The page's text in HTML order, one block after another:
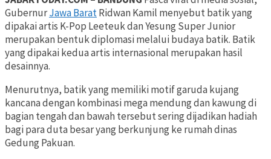
GubernurJawa BaratRidwan Kamil menyebut batik yang
dipakai artis K-Pop Leeteuk dan Yesung Super Junior
merupakan bentuk diplomasi melalui budaya batik. Batik
yang dipakai kedua artis internasional merupakan hasil
desainnya.
Menurutnya, batik yang memiliki motif garuda kujang
kancana dengan kombinasi mega mendung dan kawung di
bagian tengah dan bawah tersebut sering dijadikan hadiah
bagi para duta besar yang berkunjung ke rumah dinas
Gedung Pakuan.